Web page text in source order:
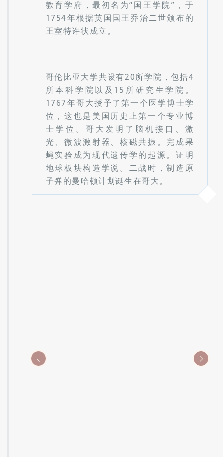
1754年根据英国国王乔治二世颁布的
王室特许状成立。
所本科学院以及15所研究生学院。
1767年哥大授予了第一个医学博士学
位，这也是美国历史上第一个专业博
士学位。哥大发明了脑机接口、激
光、微波激射器、核磁共振。完成果
蝇实验成为现代遗传学的起源。证明
地球板块构造学说。二战时，制造原
子弹的曼哈顿计划诞生在哥大。